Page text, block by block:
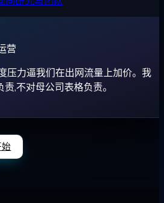
营
压力逼我们在出网流量上加价。我
,不对母公司表格负责。
始